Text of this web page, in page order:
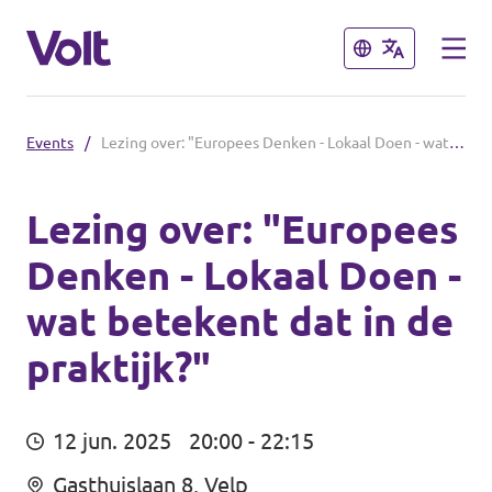
Sluiten
Volt communities dichtbij
Volt Arnhem
Volt Nijmegen
Volt Achterhoek
Volt Doetinchem e.o.
Volt Foodvalley
Sluiten
Standpunten
Over Volt
Mensen
Nieuws
Events / Lezing over: "Europees Denken - Lokaal Doen - wat betekent dat in de praktijk?"
Lezing over: "Europees
Denken - Lokaal Doen -
wat betekent dat in de
praktijk?"
12 jun. 2025
20:00 - 22:15
Gasthuislaan 8, Velp